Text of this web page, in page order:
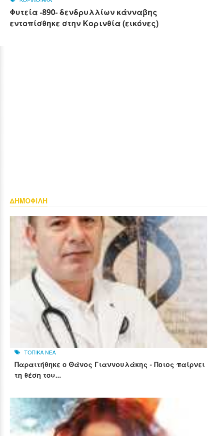
Φυτεία -890- δενδρυλλίων κάνναβης
εντοπίσθηκε στην Κορινθία (εικόνες)
ΔΗΜΟΦΙΛΗ
ΤΟΠΙΚΑ ΝΕΑ
Παραιτήθηκε ο Θάνος Γιαννουλάκης - Ποιος παίρνει
τη θέση του...